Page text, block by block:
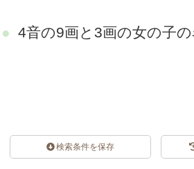
4音の9画と3画の女の子
検索条件を保存